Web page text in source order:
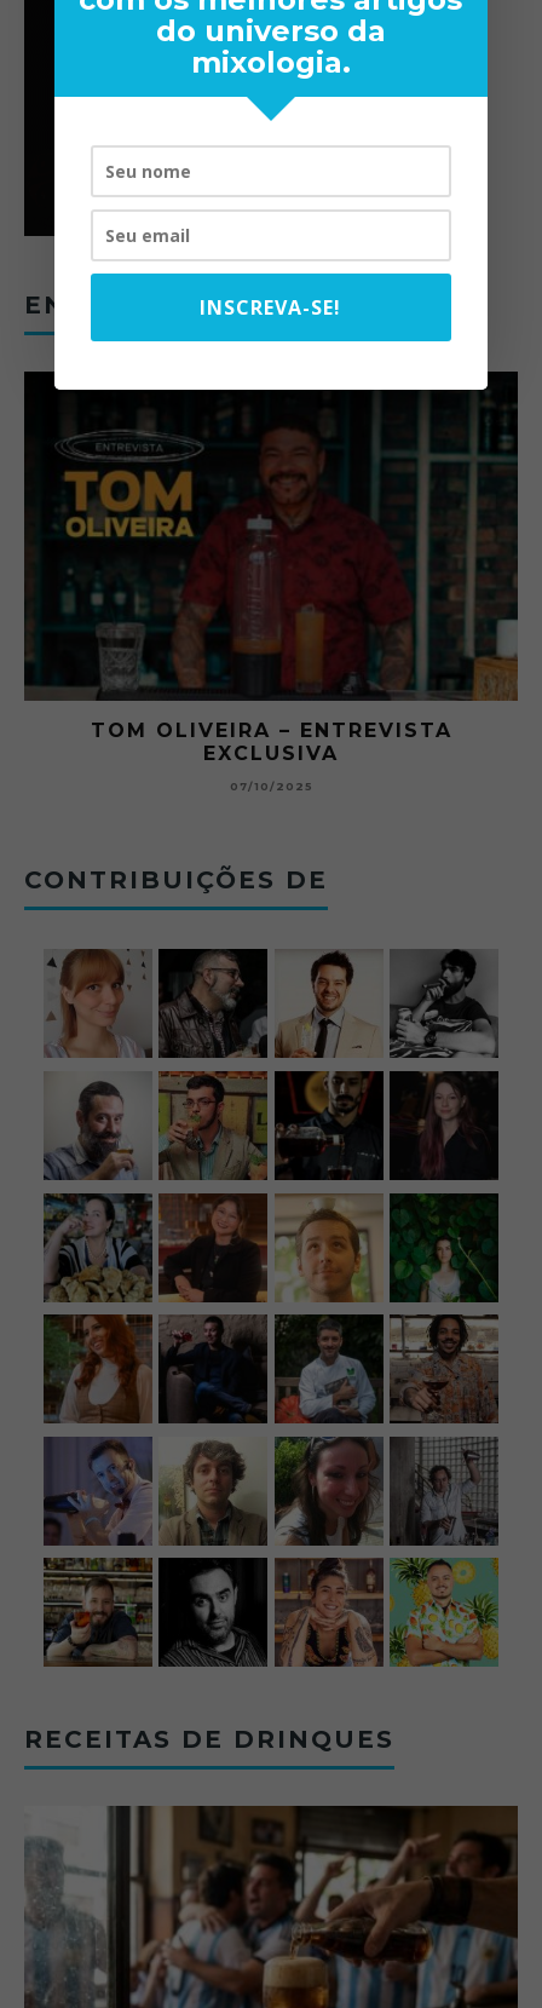
ENTREVISTAS
TOM OLIVEIRA – ENTREVISTA
EXCLUSIVA
07/10/2025
CONTRIBUIÇÕES DE
RECEITAS DE DRINQUES
do universo da
mixologia.
INSCREVA-SE!